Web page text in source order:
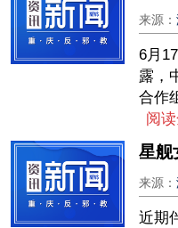
来源：
6月
露，
合作
阅
来源：
近期